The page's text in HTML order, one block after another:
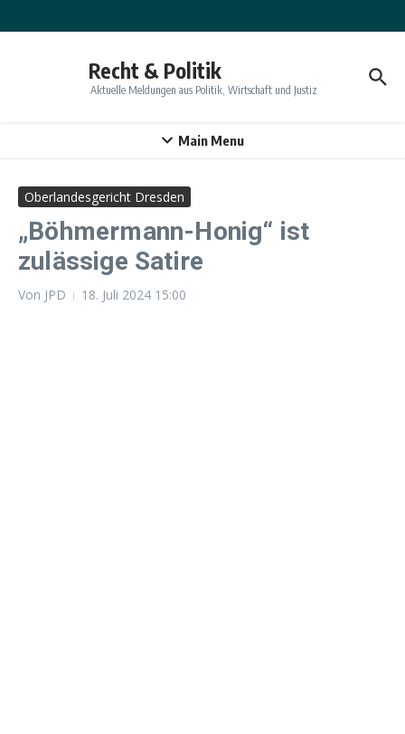
Recht & Politik
Aktuelle Meldungen aus Politik, Wirtschaft und Justiz
Main Menu
Oberlandesgericht Dresden
„Böhmermann-Honig“ ist
zulässige Satire
Von JPD 18. Juli 2024 15:00